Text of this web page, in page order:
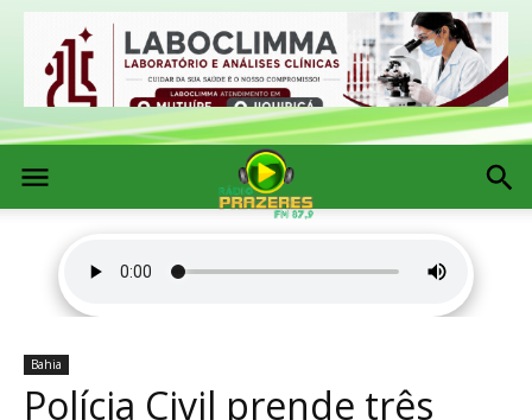
Bahia
Polícia Civil prende três